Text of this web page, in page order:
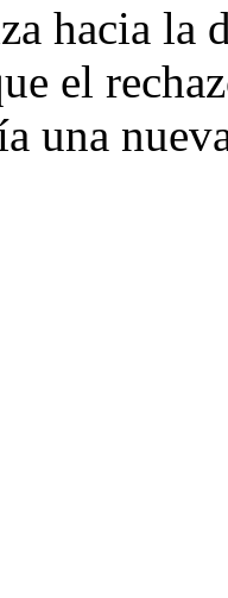
hacia
el
una